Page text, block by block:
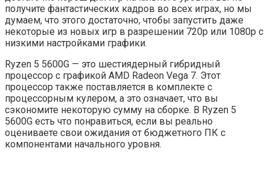
получите фантастических кадров во всех играх, но мы
думаем, что этого достаточно, чтобы запустить даже
некоторые из новых игр в разрешении 720p или 1080p с
низкими настройками графики.
Ryzen 5 5600G — это шестиядерный гибридный
процессор с графикой AMD Radeon Vega 7. Этот
процессор также поставляется в комплекте с
процессорным кулером, а это означает, что вы
сэкономите некоторую сумму на сборке. В Ryzen 5
5600G есть что понравиться, если вы реально
оцениваете свои ожидания от бюджетного ПК с
компонентами начального уровня.